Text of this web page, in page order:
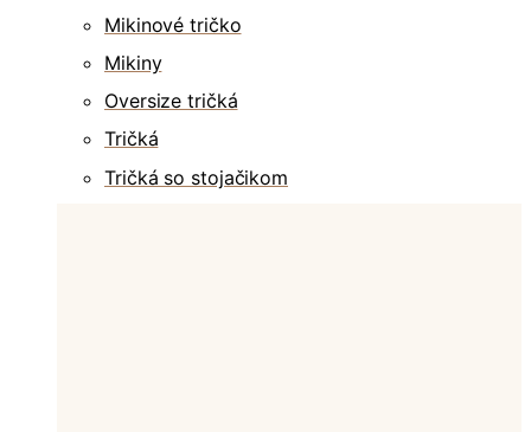
Mikinové tričko
Mikiny
Oversize tričká
Tričká
Tričká so stojačikom